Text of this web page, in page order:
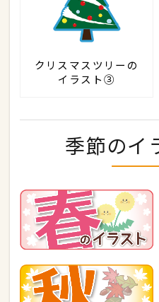
クリスマスツリーの
イラスト③
季節のイ